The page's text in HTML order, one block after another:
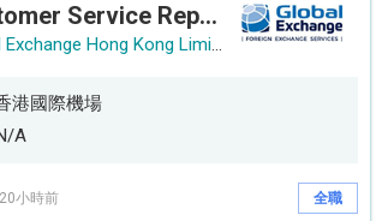
Customer Service Representative (Airport)
Global Exchange Hong Kong Limited
港國際機場
A
小時前 全職